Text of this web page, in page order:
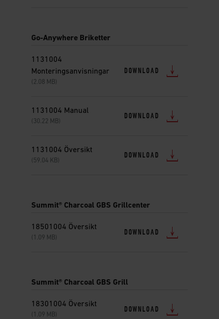
Go-Anywhere Briketter
1131004
Monteringsanvisningar
(2.08 MB)
DOWNLOAD
1131004 Manual
(30.22 MB)
DOWNLOAD
1131004 Översikt
(59.04 KB)
DOWNLOAD
Summit® Charcoal GBS Grillcenter
18501004 Översikt
(1.09 MB)
DOWNLOAD
Summit® Charcoal GBS Grill
18301004 Översikt
(1.09 MB)
DOWNLOAD